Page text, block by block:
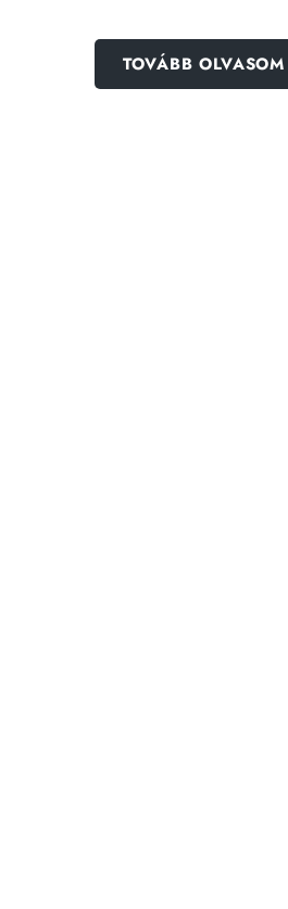
TOVÁBB OLVASOM